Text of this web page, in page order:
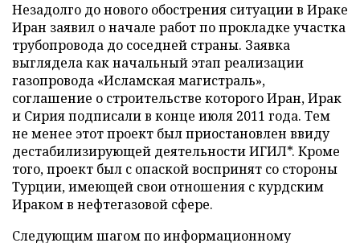
Незадолго до нового обострения ситуации в Ираке
Иран заявил о начале работ по прокладке участка
трубопровода до соседней страны. Заявка
выглядела как начальный этап реализации
газопровода «Исламская магистраль»,
соглашение о строительстве которого Иран, Ирак
и Сирия подписали в конце июля 2011 года. Тем
не менее этот проект был приостановлен ввиду
дестабилизирующей деятельности ИГИЛ*. Кроме
того, проект был с опаской воспринят со стороны
Турции, имеющей свои отношения с курдским
Ираком в нефтегазовой сфере.
Следующим шагом по информационному